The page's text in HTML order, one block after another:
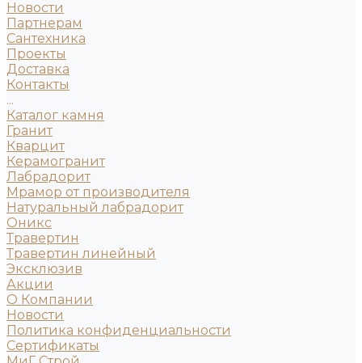
Новости
Партнерам
Сантехника
Проекты
Доставка
Контакты
...
Каталог камня
Гранит
Кварцит
Керамогранит
Лабрадорит
Мрамор от производителя
Натуральный лабрадорит
Оникс
Травертин
Травертин линейный
Эксклюзив
Акции
О Компании
Новости
Политика конфиденциальности
Сертификаты